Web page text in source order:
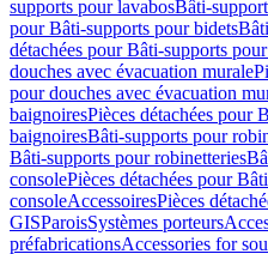
supports pour lavabosBâti-
pour Bâti-supports pour bidets
détachées pour Bâti-supports
douches avec évacuation murale
pour douches avec évacuation
baignoiresPièces détachées pour
baignoiresBâti-supports pour
Bâti-supports pour robinetteries
consolePièces détachées pour
consoleAccessoiresPièces
GISParoisSystèmes porteurs
préfabricationsAccessories for